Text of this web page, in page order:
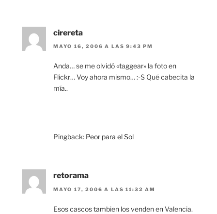
cirereta
MAYO 16, 2006 A LAS 9:43 PM
Anda… se me olvidó «taggear» la foto en
Flickr… Voy ahora mismo… :-S Qué cabecita la
mía..
Pingback: Peor para el Sol
retorama
MAYO 17, 2006 A LAS 11:32 AM
Esos cascos tambien los venden en Valencia.